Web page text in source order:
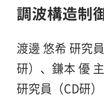
調波構造制御
渡邊 悠希 研究
研）、鎌本 優
研究員（CD研）